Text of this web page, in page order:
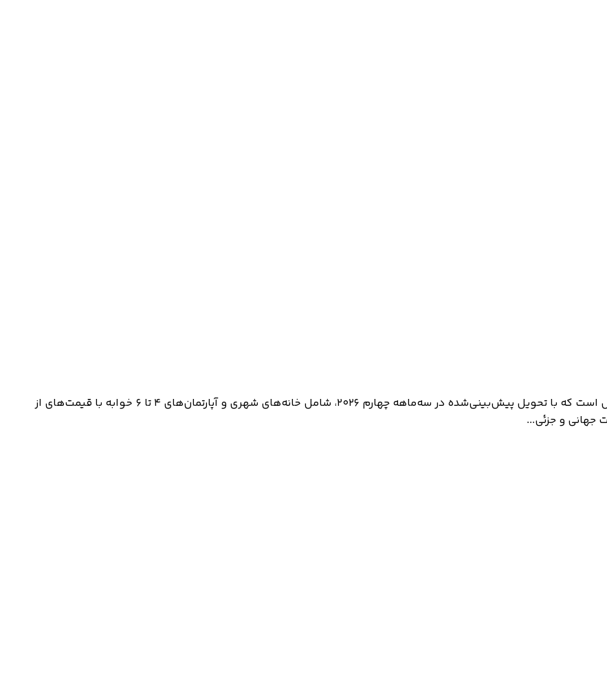
پروژه مراکش فاز ۲ در داماک لاگونز دبی، یک توسعه مسکونی لوکس است که با تحویل پیش‌بینی‌شده در سه‌ماهه چهارم ۲۰۲۶، شامل خانه‌های شهری و آپارتمان‌های ۴ تا ۶ خوابه با قیمت‌های از